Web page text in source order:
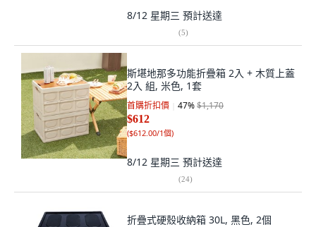
8/12 星期三 預計送達
(5)
斯堪地那多功能折疊箱 2入 + 木質上蓋
2入 組, 米色, 1套
首購折扣價 47%$1,170
$612
($612.00/1個)
8/12 星期三 預計送達
(24)
折疊式硬殼收納箱 30L, 黑色, 2個